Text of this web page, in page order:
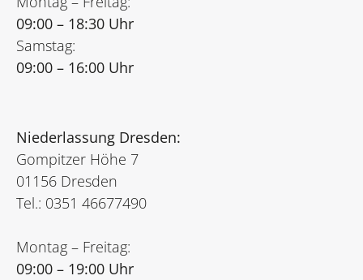
09:00 – 18:30 Uhr
Samstag:
09:00 – 16:00 Uhr
Niederlassung Dresden:
Gompitzer Höhe 7
01156 Dresden
Tel.: 0351 46677490
Montag – Freitag:
09:00 – 19:00 Uhr